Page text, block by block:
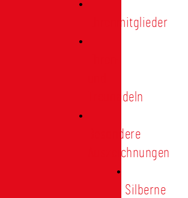
Ehrenmitglieder
Treunadeln
Besondere
Auszeichnungen
Silberne